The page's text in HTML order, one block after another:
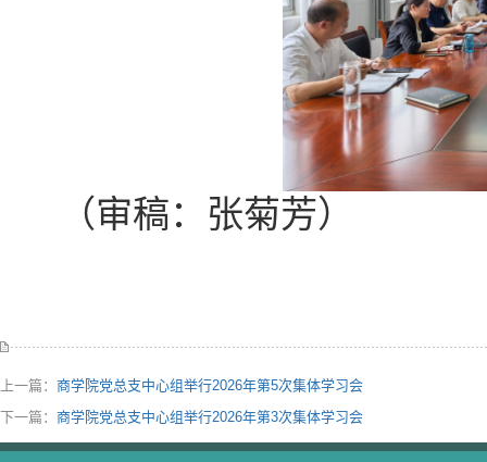
（审稿：张菊芳）
上一篇： 商学院党总支中心组举行2026年第5次集体学习会
下一篇： 商学院党总支中心组举行2026年第3次集体学习会